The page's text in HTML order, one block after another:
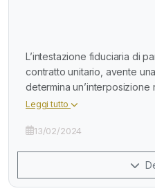
L’intestazione fiduciaria di
contratto unitario, avente
determina un’interposizione
Leggi tutto
13/02/2024